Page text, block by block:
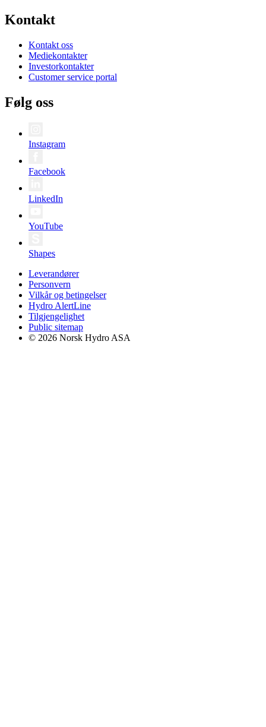
Kontakt
Kontakt oss
Mediekontakter
Investorkontakter
Customer service portal
Følg oss
Instagram
Facebook
LinkedIn
YouTube
Shapes
Leverandører
Personvern
Vilkår og betingelser
Hydro AlertLine
Tilgjengelighet
Public sitemap
© 2026 Norsk Hydro ASA